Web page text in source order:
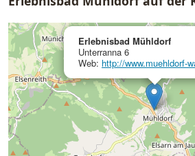
Erlebnisbad Mühldorf
Unterranna 6
Web: http://www.muehldorf-